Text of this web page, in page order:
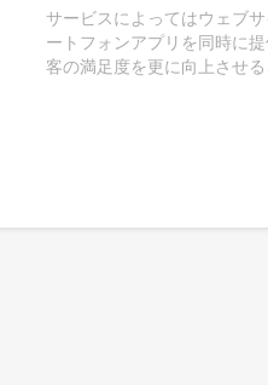
サービスによってはウェブ
ートフォンアプリを同時に
客の満足度を更に向上させる